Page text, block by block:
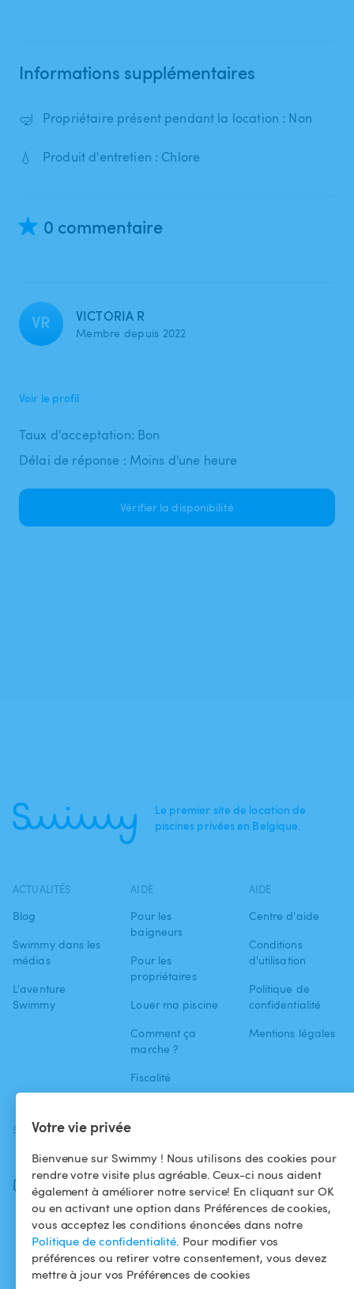
Votre vie privée
Bienvenue sur Swimmy ! Nous utilisons des cookies pour
rendre votre visite plus agréable. Ceux-ci nous aident
également à améliorer notre service! En cliquant sur OK
ou en activant une option dans Préférences de cookies,
vous acceptez les conditions énoncées dans notre
Politique de confidentialité. Pour modifier vos
préférences ou retirer votre consentement, vous devez
mettre à jour vos Préférences de cookies
Informations supplémentaires
🤿 Propriétaire présent pendant la location : Non
💧 Produit d'entretien : Chlore
0 commentaire
VR VICTORIA R
Membre depuis 2022
Voir le profil
Taux d'acceptation: Bon
Délai de réponse : Moins d'une heure
Vérifier la disponibilité
Le premier site de location de
piscines privées en Belgique.
ACTUALITÉS
Blog
Swimmy dans les
médias
L'aventure
Swimmy
AIDE
Pour les
baigneurs
Pour les
propriétaires
Louer ma piscine
Comment ça
marche ?
Fiscalité
AIDE
Centre d'aide
Conditions
d'utilisation
Politique de
confidentialité
Mentions légales
SUIVEZ-NOUS
Facebook
Instagram